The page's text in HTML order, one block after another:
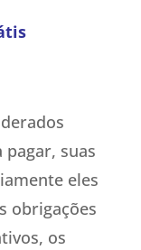
suas
eles
obrigações
os